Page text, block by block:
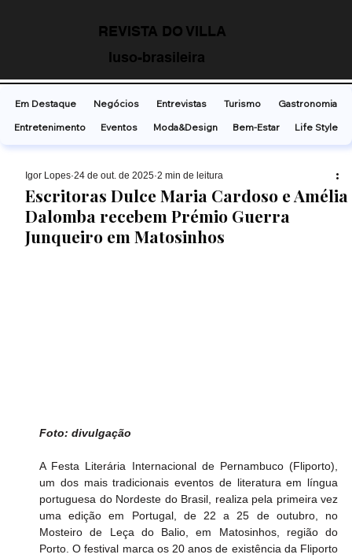
REVISTA DO VILLA
luso-brasileira
Escritoras Dulce Maria Cardoso e Amélia
Dalomba recebem Prémio Guerra
Junqueiro em Matosinhos
Ígor Lopes 24 de out. de 2025 2 min de leitura
Foto: divulgação
A Festa Literária Internacional de Pernambuco (Fliporto),
um dos mais tradicionais eventos de literatura em língua
portuguesa do Nordeste do Brasil, realiza pela primeira vez
uma edição em Portugal, de 22 a 25 de outubro, no
Mosteiro de Leça do Balio, em Matosinhos, região do
Porto. O festival marca os 20 anos de existência da Fliporto
Em Destaque Negócios Entrevistas Turismo
Gastronomia
Entretenimento
Eventos Moda&Design Bem-Estar Life Style